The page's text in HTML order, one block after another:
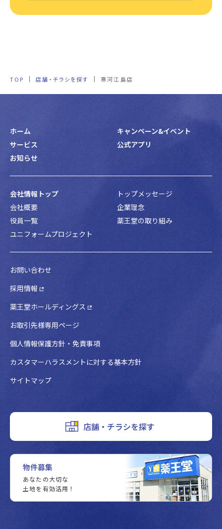
TOP 店舗・チラシを探す 寒河江島店
ホーム
キャンペーン&イベント
サービス
公式アプリ
お知らせ
会社情報トップ
トップメッセージ
会社概要
企業理念
役員一覧
薬王堂の取り組み
ユニフォームプロジェクト
お問い合わせ
採用情報
薬王堂ホールディングス
お取引先様専用ページ
個人情報保護方針・免責事項
カスタマーハラスメントに対する基本方針
サイトマップ
店舗・チラシを探す
物件募集
あなたの大切な
土地を有効活用！